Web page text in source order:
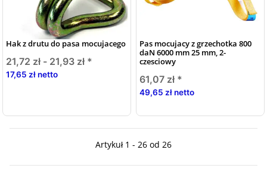
Hak z drutu do pasa mocujacego
21,72 zł - 21,93 zł *
17,65 zł netto
Pas mocujacy z grzechotka 800
daN 6000 mm 25 mm, 2-
czesciowy
61,07 zł *
49,65 zł netto
Artykuł 1 - 26 od 26